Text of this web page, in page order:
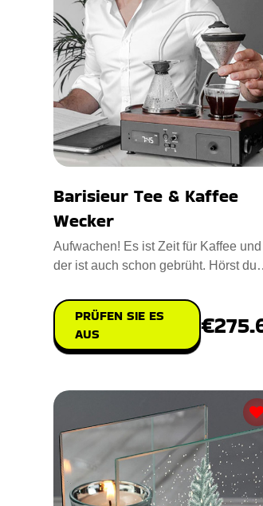
Barisieur Tee & Kaffee
Wecker
Aufwachen! Es ist Zeit für Kaffee und
der ist auch schon gebrüht. Hörst du
PRÜFEN SIE ES
AUS